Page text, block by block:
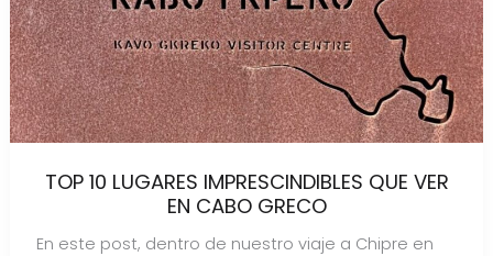
TOP 10 LUGARES IMPRESCINDIBLES QUE VER
EN CABO GRECO
En este post, dentro de nuestro viaje a Chipre en